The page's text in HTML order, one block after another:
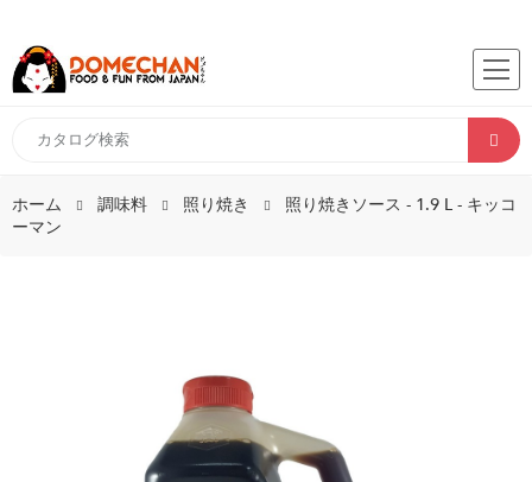
ホーム 調味料 照り焼き
照り焼きソース - 1.9 L - キッコ
ーマン